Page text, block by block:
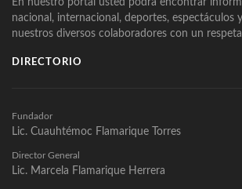
En nuestro portal usted podrá encontrar
nacional, internacional, deportes, espectáculos
nuestros diversos colaboradores con un
DIRECTORIO
Fundador
Lic. Cuauhtémoc Flamarique Torres
Director General
Lic. Marcela Flamarique Herrera